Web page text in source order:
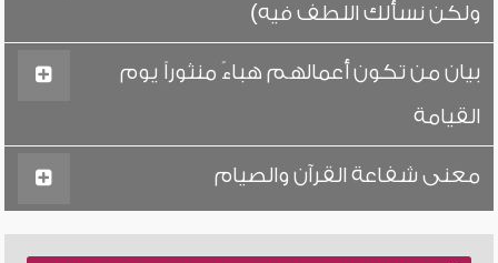
ولكن نسألك اللطف فيه)
بيان من تكون أعمالهم هباءً منثوراً يوم
القيامة
معنى شفاعة القرآن والصيام